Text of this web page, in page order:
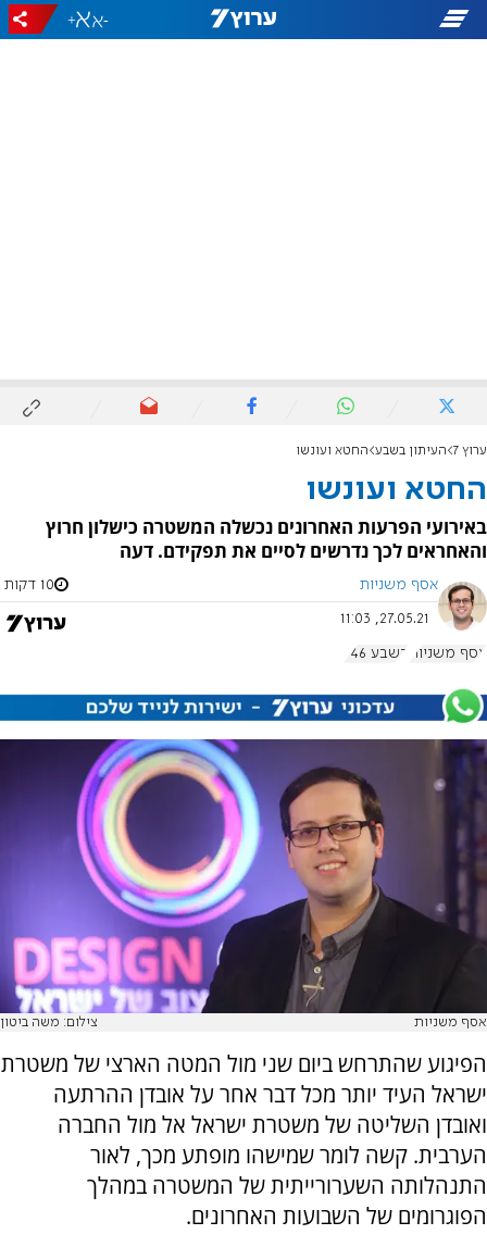
-
+
ערוץ 7 העיתון בשבע החטא ועונשו
החטא ועונשו
באירועי הפרעות האחרונים נכשלה המשטרה כישלון חרוץ
והאחראים לכך נדרשים לסיים את תפקידם. דעה
אסף משניות 10 דקות
27.05.21, 11:03
אסף משניות בשבע 946
אסף משניות צילום: משה ביטון
הפיגוע שהתרחש ביום שני מול המטה הארצי של משטרת
ישראל העיד יותר מכל דבר אחר על אובדן ההרתעה
ואובדן השליטה של משטרת ישראל אל מול החברה
הערבית. קשה לומר שמישהו מופתע מכך, לאור
התנהלותה השערורייתית של המשטרה במהלך
הפוגרומים של השבועות האחרונים.